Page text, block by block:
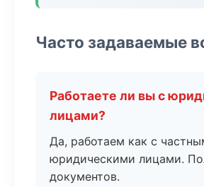
Часто задаваемые
Работаете ли вы с
лицами?
Да, работаем как с
юридическими лицами.
документов.